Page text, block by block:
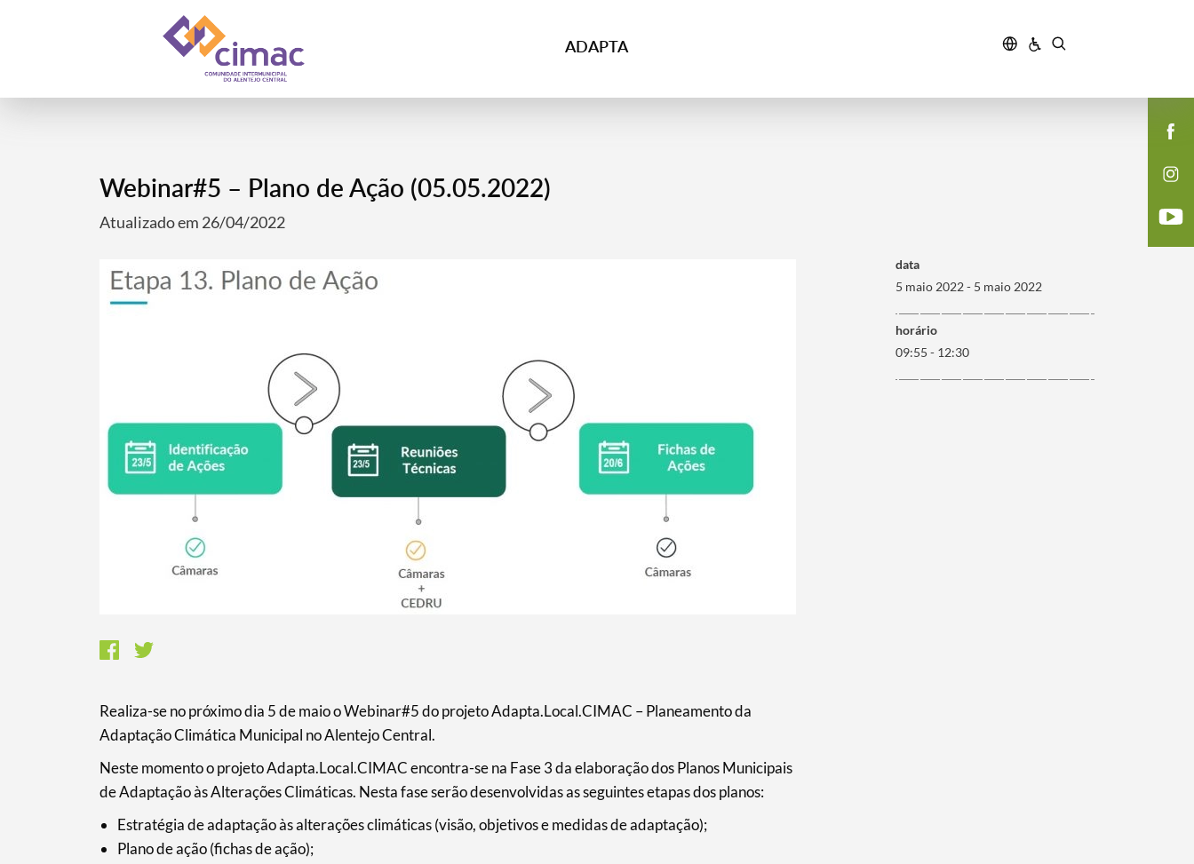
ADAPTA
Termo de Pesquisa
Webinar#5 – Plano de Ação (05.05.2022)
Atualizado em 26/04/2022
Realiza-se no próximo dia 5 de maio o Webinar#5 do projeto Adapta.Local.CIMAC – Planeamento da
Adaptação Climática Municipal no Alentejo Central.
Neste momento o projeto Adapta.Local.CIMAC encontra-se na Fase 3 da elaboração dos Planos Municipais
de Adaptação às Alterações Climáticas. Nesta fase serão desenvolvidas as seguintes etapas dos planos:
Estratégia de adaptação às alterações climáticas (visão, objetivos e medidas de adaptação);
Plano de ação (fichas de ação);
data
5 maio 2022 - 5 maio 2022
horário
09:55 - 12:30